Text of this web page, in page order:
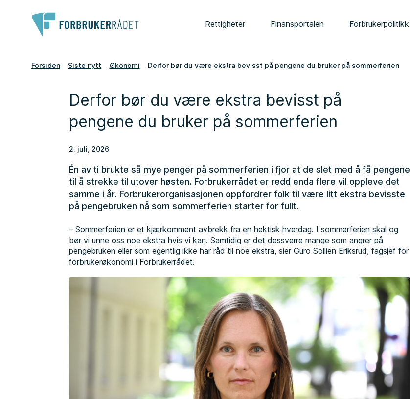
Rettigheter Finansportalen Forbrukerpolitikk
Forsiden Siste nytt Økonomi Derfor bør du være ekstra bevisst på pengene du bruker på sommerferien
Derfor bør du være ekstra bevisst på
pengene du bruker på sommerferien
2. juli, 2026
Én av ti brukte så mye penger på sommerferien i fjor at de slet med å få pengene
til å strekke til utover høsten. Forbrukerrådet er redd enda flere vil oppleve det
samme i år. Forbrukerorganisasjonen oppfordrer folk til være litt ekstra bevisste
på pengebruken nå som sommerferien starter for fullt.
– Sommerferien er et kjærkomment avbrekk fra en hektisk hverdag. I sommerferien skal og
bør vi unne oss noe ekstra hvis vi kan. Samtidig er det dessverre mange som angrer på
pengebruken eller som egentlig ikke har råd til noe ekstra, sier Guro Sollien Eriksrud, fagsjef for
forbrukerøkonomi i Forbrukerrådet.